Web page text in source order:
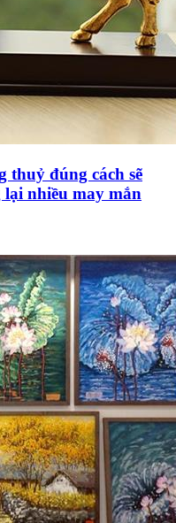
thuỷ đúng cách sẽ
nhiều may mắn